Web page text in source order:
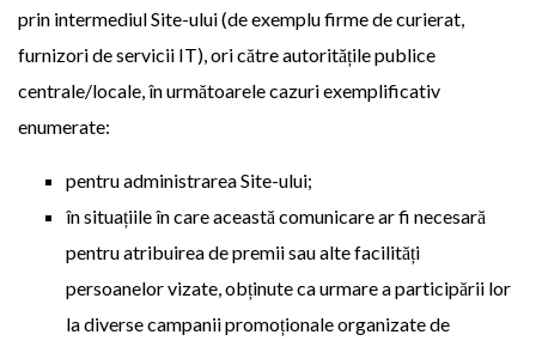
prin intermediul Site-ului (de exemplu firme de curierat,
furnizori de servicii IT), ori către autoritățile publice
centrale/locale, în următoarele cazuri exemplificativ
enumerate:
pentru administrarea Site-ului;
în situațiile în care această comunicare ar fi necesară
pentru atribuirea de premii sau alte facilități
persoanelor vizate, obținute ca urmare a participării lor
la diverse campanii promoționale organizate de